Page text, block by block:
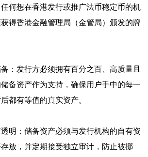
任何想在香港发行或推广法币稳定币的机
得香港金融管理局（金管局）颁发的牌
：发行方必须拥有百分之百、高质量且
备资产作为支持，确保用户手中的每一
都有等值的真实资产。
明 ：储备资产必须与发行机构的自有资
放，并定期接受独立审计，防止被挪